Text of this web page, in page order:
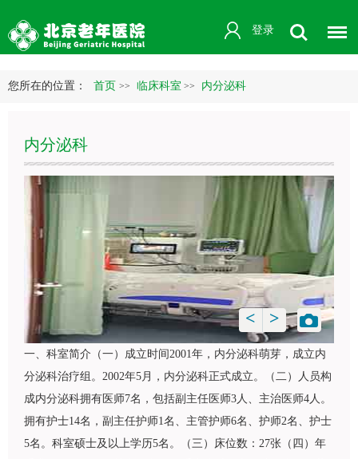
登录
您所在的位置： 首页 >> 临床科室 >> 内分泌科
内分泌科
< >
一、科室简介（一）成立时间2001年， 内分泌科萌芽，成立内
分泌科治疗组。2002年5月， 内分泌科正式成立。（二）人员构
成内分泌科拥有医师7名，包括副主任医师3人、主治医师4人。
拥有护士14名，副主任护师1名、主管护师6名、护师2名、护士
5名。科室硕士及以上学历5名。（三）床位数：27张（四）年